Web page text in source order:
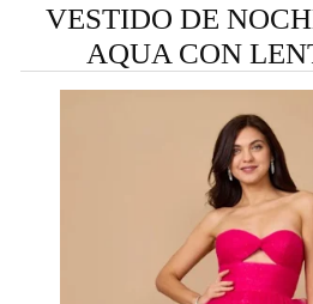
VESTIDO DE
AQUA CON